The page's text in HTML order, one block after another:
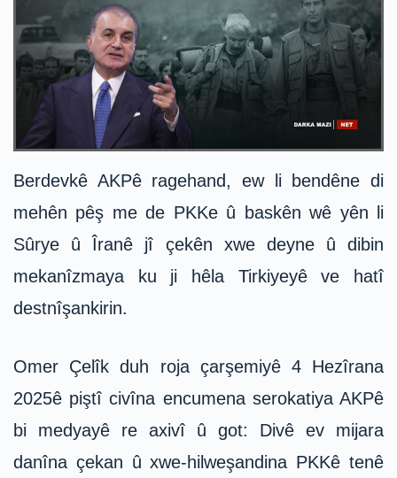
Berdevkê AKPê ragehand, ew li bendêne di
mehên pêş me de PKKe û baskên wê yên li
Sûrye û Îranê jî çekên xwe deyne û dibin
mekanîzmaya ku ji hêla Tirkiyeyê ve hatî
destnîşankirin.
Omer Çelîk duh roja çarşemiyê 4 Hezîrana
2025ê piştî civîna encumena serokatiya AKPê
bi medyayê re axivî û got: Divê ev mijara
danîna çekan û xwe-hilweşandina PKKê tenê